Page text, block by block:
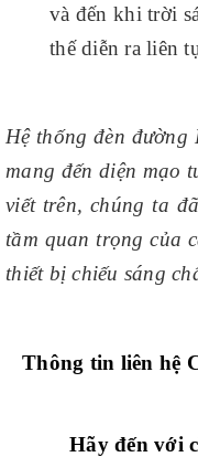
và đến khi trời
thế diễn ra liên
Hệ thống đèn
mang đến diện mạo
viết trên, chúng ta
tầm quan trọng của
thiết bị chiếu sáng
Thông tin liên hệ
Hãy đến với